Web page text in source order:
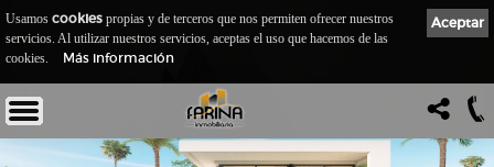
Aceptar
Usamos cookies propias y de terceros que nos permiten ofrecer nuestros
servicios. Al utilizar nuestros servicios, aceptas el uso que hacemos de las
cookies.
Más información